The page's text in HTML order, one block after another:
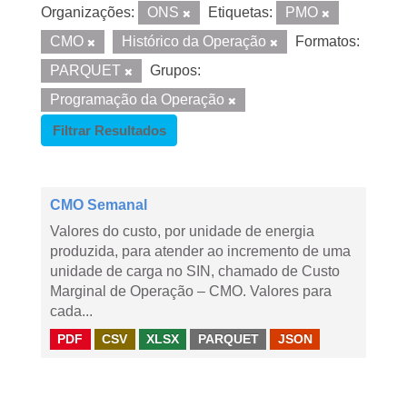
Organizações: ONS Etiquetas:
PMO
CMO
Histórico da Operação
Formatos:
PARQUET
Grupos:
Programação da Operação
Filtrar Resultados
CMO Semanal
Valores do custo, por unidade de energia
produzida, para atender ao incremento de uma
unidade de carga no SIN, chamado de Custo
Marginal de Operação – CMO. Valores para
cada...
PDF CSV XLSX PARQUET JSON